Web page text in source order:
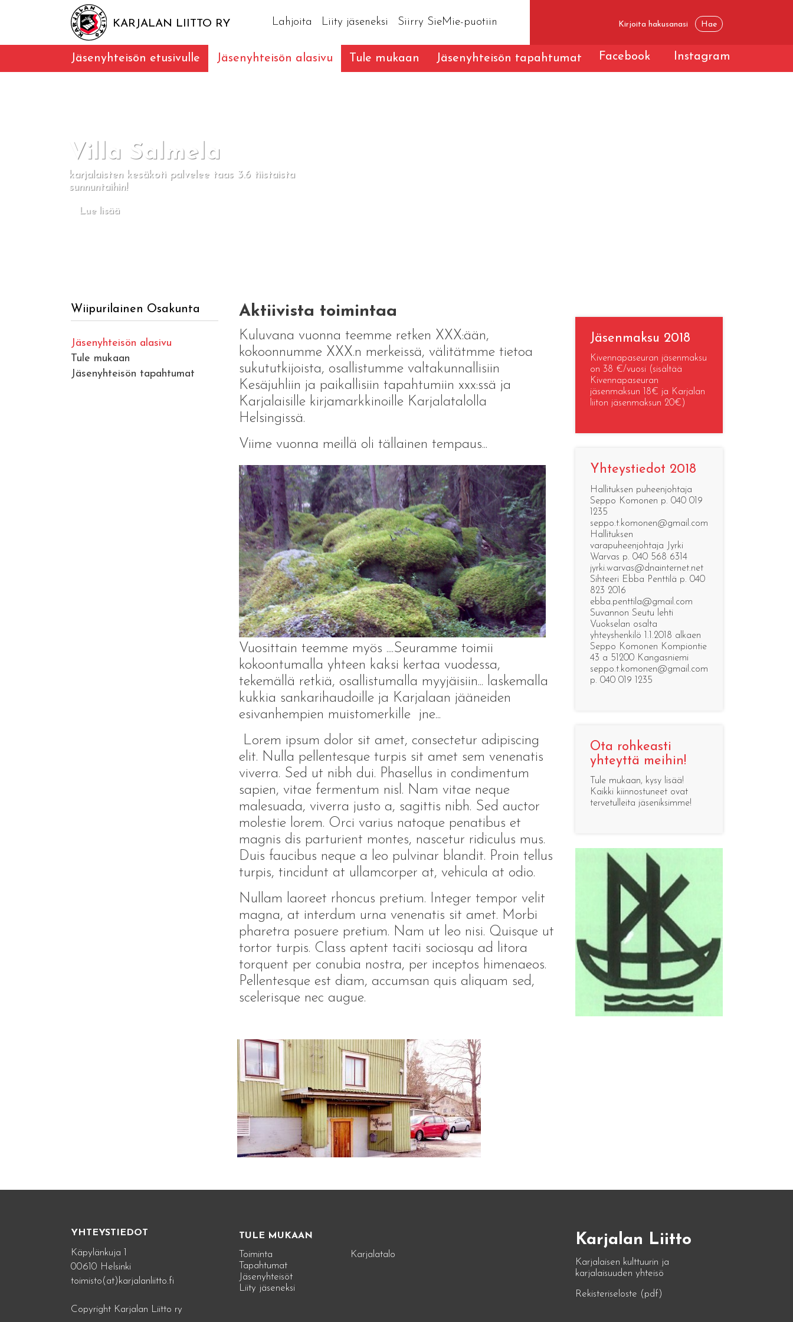
KARJALAN LIITTO RY Lahjoita Liity jäseneksi Siirry SieMie-puotiin
Jäsenyhteisön etusivulle Jäsenyhteisön alasivu Tule mukaan Jäsenyhteisön tapahtumat Facebook Instagram
Villa Salmela
karjalaisten kesäkoti palvelee taas 3.6 tiistaista
sunnuntaihin!
Lue lisää
Wiipurilainen Osakunta
Jäsenyhteisön alasivu
Tule mukaan
Jäsenyhteisön tapahtumat
Aktiivista toimintaa
Kuluvana vuonna teemme retken XXX:ään,
kokoonnumme XXX.n merkeissä, välitätmme tietoa
sukututkijoista, osallistumme valtakunnallisiin
Kesäjuhliin ja paikallisiin tapahtumiin xxx:ssä ja
Karjalaisille kirjamarkkinoille Karjalatalolla
Helsingissä.
Viime vuonna meillä oli tällainen tempaus...
Vuosittain teemme myös ....Seuramme toimii
kokoontumalla yhteen kaksi kertaa vuodessa,
tekemällä retkiä, osallistumalla myyjäisiin... laskemalla
kukkia sankarihaudoille ja Karjalaan jääneiden
esivanhempien muistomerkille jne...
Lorem ipsum dolor sit amet, consectetur adipiscing
elit. Nulla pellentesque turpis sit amet sem venenatis
viverra. Sed ut nibh dui. Phasellus in condimentum
sapien, vitae fermentum nisl. Nam vitae neque
malesuada, viverra justo a, sagittis nibh. Sed auctor
molestie lorem. Orci varius natoque penatibus et
magnis dis parturient montes, nascetur ridiculus mus.
Duis faucibus neque a leo pulvinar blandit. Proin tellus
turpis, tincidunt at ullamcorper at, vehicula at odio.
Nullam laoreet rhoncus pretium. Integer tempor velit
magna, at interdum urna venenatis sit amet. Morbi
pharetra posuere pretium. Nam ut leo nisi. Quisque ut
tortor turpis. Class aptent taciti sociosqu ad litora
torquent per conubia nostra, per inceptos himenaeos.
Pellentesque est diam, accumsan quis aliquam sed,
scelerisque nec augue.
Jäsenmaksu 2018
Kivennapaseuran jäsenmaksu
on 38 €/vuosi (sisältää
Kivennapaseuran
jäsenmaksun 18€ ja Karjalan
liiton jäsenmaksun 20€)
Yhteystiedot 2018
Hallituksen puheenjohtaja
Seppo Komonen p. 040 019
1235
seppo.t.komonen@gmail.com
Hallituksen
varapuheenjohtaja Jyrki
Warvas p. 040 568 6314
jyrki.warvas@dnainternet.net
Sihteeri Ebba Penttilä p. 040
823 2016
ebba.penttila@gmail.com
Suvannon Seutu lehti
Vuokselan osalta
yhteyshenkilö 1.1.2018 alkaen
Seppo Komonen Kompiontie
43 a 51200 Kangasniemi
seppo.t.komonen@gmail.com
p. 040 019 1235
Ota rohkeasti
yhteyttä meihin!
Tule mukaan, kysy lisää!
Kaikki kiinnostuneet ovat
tervetulleita jäseniksimme!
YHTEYSTIEDOT
Käpylänkuja 1
00610 Helsinki
toimisto(at)karjalanliitto.fi
Copyright Karjalan Liitto ry
TULE MUKAAN
Toiminta
Tapahtumat
Jäsenyhteisöt
Liity jäseneksi
Karjalatalo
Karjalan Liitto
Karjalaisen kulttuurin ja
karjalaisuuden yhteisö
Rekisteriseloste (pdf)